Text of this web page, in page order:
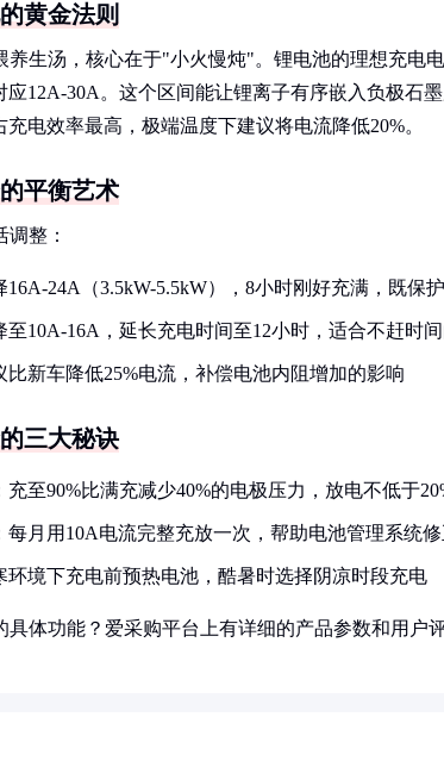
黄金法则
养生汤，核心在于"小火慢炖"。锂电池的理想充电
应12A-30A。这个区间能让锂离子有序嵌入负极石
电效率最高，极端温度下建议将电流降低20%。
平衡艺术
整：
16A-24A（3.5kW-5.5kW），8小时刚好充满，既保
至10A-16A，延长充电时间至12小时，适合不赶时
比新车降低25%电流，补偿电池内阻增加的影响
三大秘诀
充至90%比满充减少40%的电极压力，放电不低于
每月用10A电流完整充放一次，帮助电池管理系统
环境下充电前预热电池，酷暑时选择阴凉时段充电
具体功能？爱采购平台上有详细的产品参数和用户